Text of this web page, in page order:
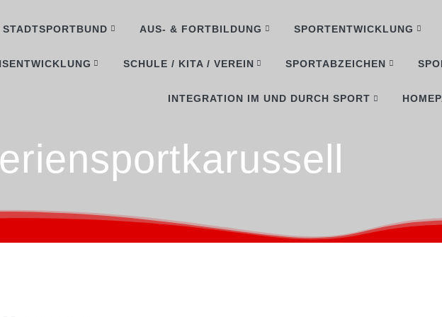
STADTSPORTBUND AUS- & FORTBILDUNG SPORTENTWICKLUNG
SCHULE / KITA / VEREIN SPORTABZEICHEN
INTEGRATION IM UND DURCH SPORT